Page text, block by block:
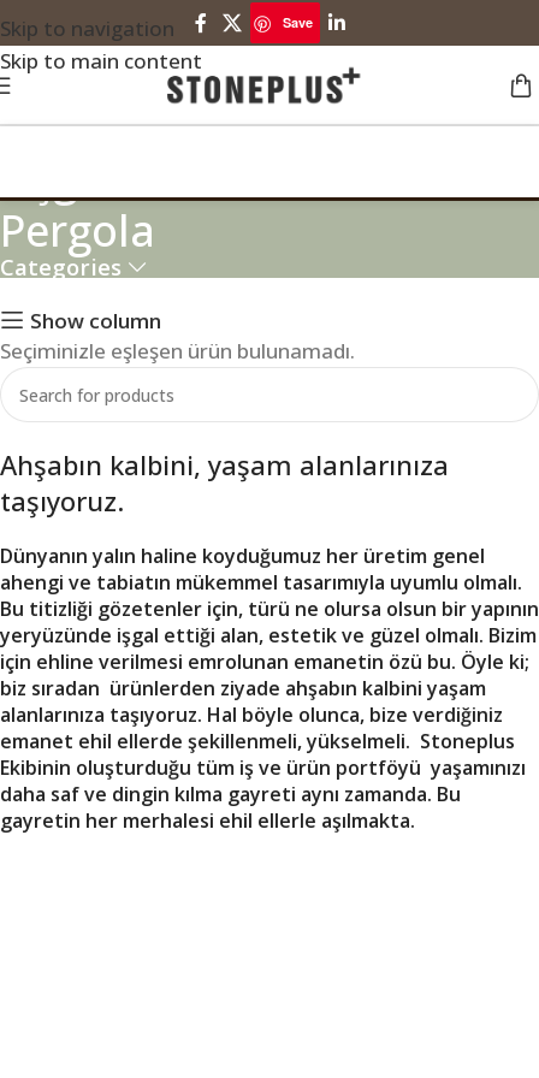
Skip to navigation
Skip to main content
Save
Pergola
Categories
Show column
Seçiminizle eşleşen ürün bulunamadı.
Ahşabın kalbini, yaşam alanlarınıza
taşıyoruz.
Dünyanın yalın haline koyduğumuz her üretim genel
ahengi ve tabiatın mükemmel tasarımıyla uyumlu olmalı.
Bu titizliği gözetenler için, türü ne olursa olsun bir yapının
yeryüzünde işgal ettiği alan, estetik ve güzel olmalı. Bizim
için ehline verilmesi emrolunan emanetin özü bu. Öyle ki;
biz sıradan ürünlerden ziyade ahşabın kalbini yaşam
alanlarınıza taşıyoruz. Hal böyle olunca, bize verdiğiniz
emanet ehil ellerde şekillenmeli, yükselmeli. Stoneplus
Ekibinin oluşturduğu tüm iş ve ürün portföyü yaşamınızı
daha saf ve dingin kılma gayreti aynı zamanda. Bu
gayretin her merhalesi ehil ellerle aşılmakta.